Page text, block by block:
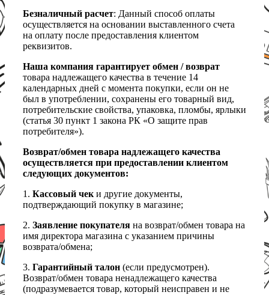
Безналичный расчет: Данный способ оплаты
осуществляется на основании выставленного счета
на оплату после предоставления клиентом
реквизитов.
Наша компания гарантирует обмен / возврат
товара надлежащего качества в течение 14
календарных дней с момента покупки, если он не
был в употреблении, сохранены его товарный вид,
потребительские свойства, упаковка, пломбы, ярлыки
(статья 30 пункт 1 закона РК «О защите прав
потребителя»).
Возврат/обмен товара надлежащего качества
осуществляется при предоставлении клиентом
следующих документов:
1. Кассовый чеки другие документы,
подтверждающий покупку в магазине;
2. Заявление покупателя на возврат/обмен товара на
имя директора магазина с указанием причины
возврата/обмена;
3. Гарантийный талон (если предусмотрен).
Возврат/обмен товара ненадлежащего качества
(подразумевается товар, который неисправен и не